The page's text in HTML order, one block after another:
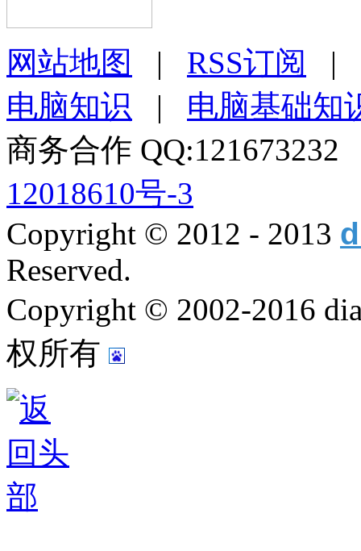
网站地图 | RSS订阅 |
电脑知识 | 电脑基础知
商务合作
12018610号-3
Copyright © 2012 - 2013
Reserved.
Copyright © 2002-2016
权所有